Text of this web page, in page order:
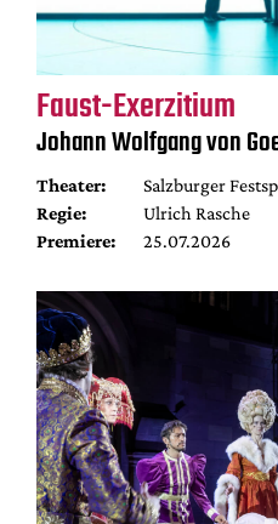
Faust-Exerzitium
Johann Wolfgang von
Theater:
Salzburger
Regie:
Ulrich Rasche
Premiere:
25.07.2026